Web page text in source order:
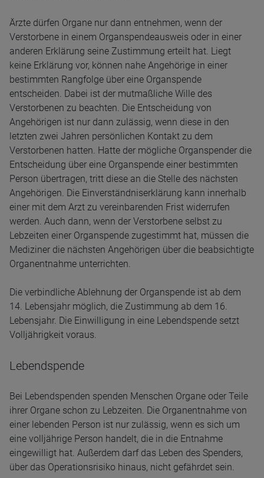
Ärzte dürfen Organe nur dann entnehmen, wenn der
Verstorbene in einem Organspendeausweis oder in einer
anderen Erklärung seine Zustimmung erteilt hat. Liegt
keine Erklärung vor, können nahe Angehörige in einer
bestimmten Rangfolge über eine Organspende
entscheiden. Dabei ist der mutmaßliche Wille des
Verstorbenen zu beachten. Die Entscheidung von
Angehörigen ist nur dann zulässig, wenn diese in den
letzten zwei Jahren persönlichen Kontakt zu dem
Verstorbenen hatten. Hatte der mögliche Organspender die
Entscheidung über eine Organspende einer bestimmten
Person übertragen, tritt diese an die Stelle des nächsten
Angehörigen. Die Einverständniserklärung kann innerhalb
einer mit dem Arzt zu vereinbarenden Frist widerrufen
werden. Auch dann, wenn der Verstorbene selbst zu
Lebzeiten einer Organspende zugestimmt hat, müssen die
Mediziner die nächsten Angehörigen über die beabsichtigte
Organentnahme unterrichten.
Die verbindliche Ablehnung der Organspende ist ab dem
14. Lebensjahr möglich, die Zustimmung ab dem 16.
Lebensjahr. Die Einwilligung in eine Lebendspende setzt
Volljährigkeit voraus.
Lebendspende
Bei Lebendspenden spenden Menschen Organe oder Teile
ihrer Organe schon zu Lebzeiten. Die Organentnahme von
einer lebenden Person ist nur zulässig, wenn es sich um
eine volljährige Person handelt, die in die Entnahme
eingewilligt hat. Außerdem darf das Leben des Spenders,
über das Operationsrisiko hinaus, nicht gefährdet sein.